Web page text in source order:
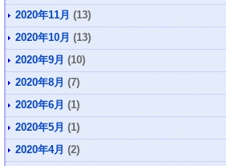
2020年11月 (13)
2020年10月 (13)
2020年9月 (10)
2020年8月 (7)
2020年6月 (1)
2020年5月 (1)
2020年4月 (2)